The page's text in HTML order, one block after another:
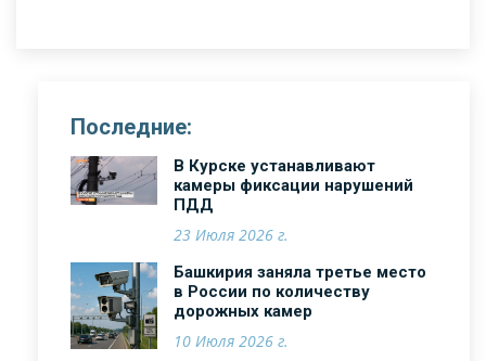
Последние:
В Курске устанавливают
камеры фиксации нарушений
ПДД
23 Июля 2026 г.
Башкирия заняла третье место
в России по количеству
дорожных камер
10 Июля 2026 г.